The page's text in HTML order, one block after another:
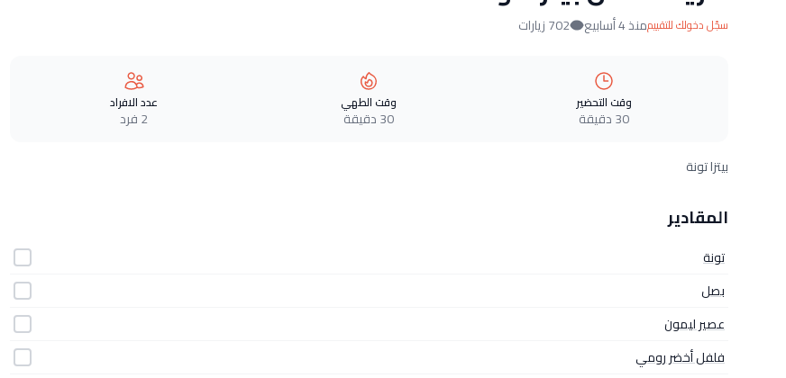
سجّل دخولك للتقييممنذ 4 أسابيع 702 زيارات
وقت التحضير
30 دقيقة
وقت الطهي
30 دقيقة
عدد الافراد
2 فرد
بيتزا تونة
المقادير
تونة
بصل
عصير ليمون
فلفل أخضر رومي